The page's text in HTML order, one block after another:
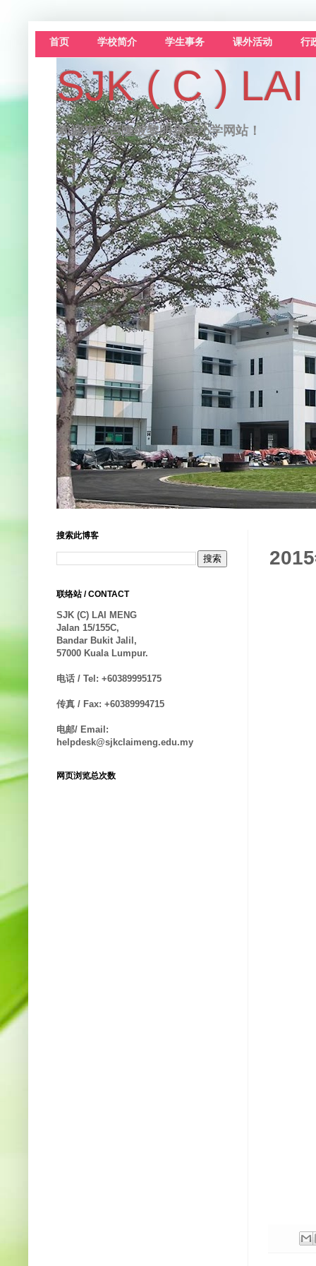
首页 学校简介 学生事务 课外活动 行
SJK ( C )
欢迎来到吉隆坡黎明华文小学网站！
搜索此博客
联络站 / CONTACT
SJK (C) LAI MENG
Jalan 15/155C,
Bandar Bukit Jalil,
57000 Kuala Lumpur.
电话 / Tel: +60389995175
传真 / Fax: +60389994715
电邮/ Email:
helpdesk@sjkclaimeng.edu.my
网页浏览总次数